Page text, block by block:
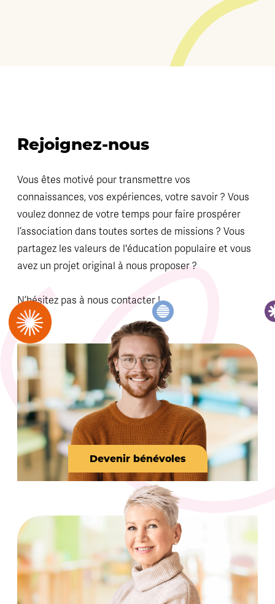
Rejoignez-nous
Vous êtes motivé pour transmettre vos
connaissances, vos expériences, votre savoir ? Vous
voulez donnez de votre temps pour faire prospérer
l’association dans toutes sortes de missions ? Vous
partagez les valeurs de l'éducation populaire et vous
avez un projet original à nous proposer ?
N’hésitez pas à nous contacter !
Devenir bénévoles